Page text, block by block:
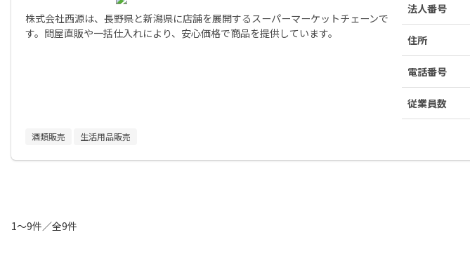
株式会社西源は、長野県と新潟県に店舗を展開するスーパーマーケットチェーンで
す。問屋直販や一括仕入れにより、安心価格で商品を提供しています。
法人番号
住所
電話番号
従業員数
酒類販売 生活用品販売
1～9件／全9件